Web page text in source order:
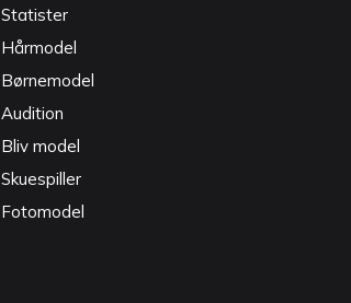
Statister
Hårmodel
Børnemodel
Audition
Bliv model
Skuespiller
Fotomodel